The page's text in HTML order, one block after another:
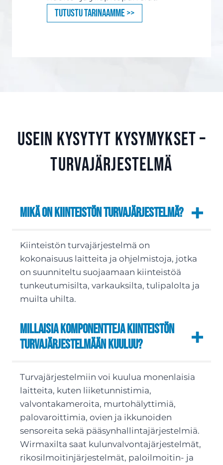
Tutustu tarinaamme >>
Usein kysytyt kysymykset –
Turvajärjestelmä
Mikä on kiinteistön turvajärjestelmä?
Kiinteistön turvajärjestelmä on
kokonaisuus laitteita ja ohjelmistoja, jotka
on suunniteltu suojaamaan kiinteistöä
tunkeutumisilta, varkauksilta, tulipalolta ja
muilta uhilta.
Millaisia komponentteja kiinteistön
turvajärjestelmään kuuluu?
Turvajärjestelmiin voi kuulua monenlaisia
laitteita, kuten liiketunnistimia,
valvontakameroita, murtohälyttimiä,
palovaroittimia, ovien ja ikkunoiden
sensoreita sekä pääsynhallintajärjestelmiä.
Wirmaxilta saat kulunvalvontajärjestelmät,
rikosilmoitinjärjestelmät, paloilmoitin- ja